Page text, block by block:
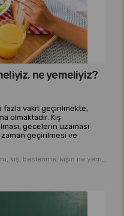
ne yemeliyiz?
fazla vakit geçirilmekte,
olmaktadır. Kış
gecelerin uzaması
geçirilmesi ve
kış syı beslenme, kışım nasıl beslenirim, kış, beslenme, kışın ne yemeliyiz, kış hastalıktan korunma, hastalıktan korunma beslenme